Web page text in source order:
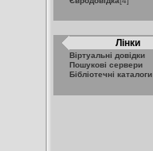
Лінки
Віртуальні довідки
Пошукові сервери
Бібліотечні каталоги